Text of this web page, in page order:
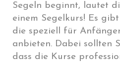
Segeln beginnt, lautet
einem Segelkurs! Es
die speziell für
anbieten. Dabei sollten
dass die Kurse